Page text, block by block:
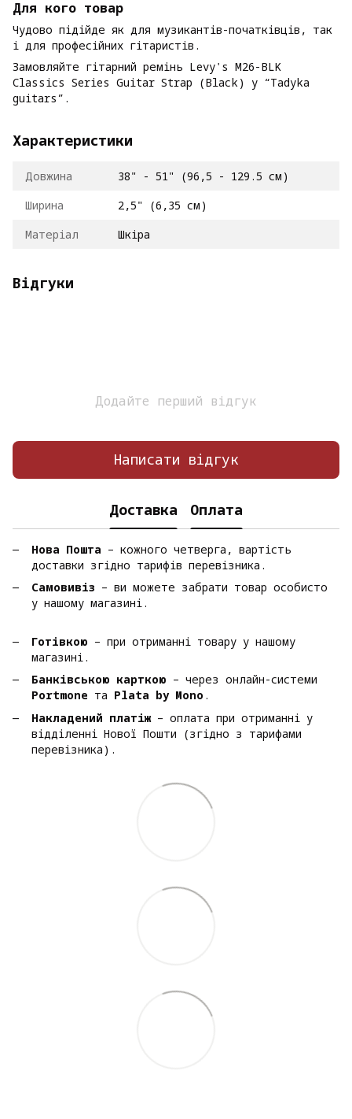
Для кого товар
Чудово підійде як для музикантів-початківців, так
і для професійних гітаристів.
Замовляйте гітарний ремінь Levy's M26-BLK
Classics Series Guitar Strap (Black) у “Tadyka
guitars”.
Характеристики
Довжина
38" - 51" (96,5 - 129.5 см)
Ширина
2,5" (6,35 см)
Матеріал
Шкіра
Відгуки
Додайте перший відгук
Написати відгук
Доставка Оплата
Нова Пошта – кожного четверга, вартість
доставки згідно тарифів перевізника.
Самовивіз – ви можете забрати товар особисто
у нашому магазині.
Готівкою – при отриманні товару у нашому
магазині.
Банківською карткою – через онлайн-системи
Portmone та Plata by Mono .
Накладений платіж – оплата при отриманні у
відділенні Нової Пошти (згідно з тарифами
перевізника).